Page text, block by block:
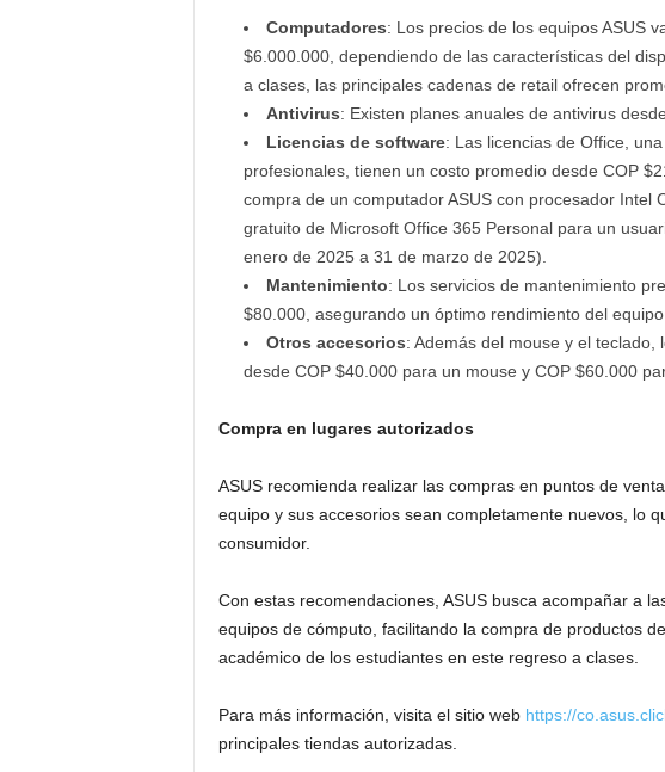
Computadores: Los precios de los equipos ASUS
$6.000.000, dependiendo de las características del
a clases, las principales cadenas de retail ofrecen
Antivirus: Existen planes anuales de antivirus
Licencias de software: Las licencias de Office,
profesionales, tienen un costo promedio desde COP
compra de un computador ASUS con procesador Intel
gratuito de Microsoft Office 365 Personal para un
enero de 2025 a 31 de marzo de 2025).
Mantenimiento: Los servicios de mantenimiento
$80.000, asegurando un óptimo rendimiento del
Otros accesorios: Además del mouse y el
desde COP $40.000 para un mouse y COP $60.000
Compra en lugares autorizados
ASUS recomienda realizar las compras en puntos de
equipo y sus accesorios sean completamente nuevos, lo
consumidor.
Con estas recomendaciones, ASUS busca acompañar a
equipos de cómputo, facilitando la compra de productos
académico de los estudiantes en este regreso a clases.
Para más información, visita el sitio web https://
principales tiendas autorizadas.